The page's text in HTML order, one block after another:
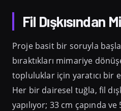
Fil Dışkısından
Proje basit bir soruyla
bıraktıkları mimariye
topluluklar için yaratıcı bir
Her bir dairesel tuğla, fil
yapılıyor; 33 cm çapında ve